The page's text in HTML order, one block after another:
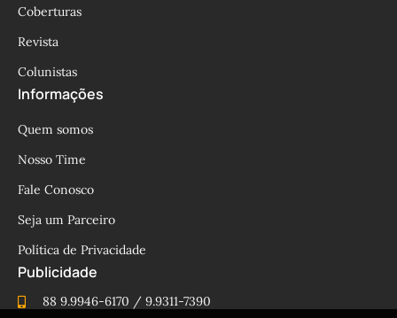
Coberturas
Revista
Colunistas
Informações
Quem somos
Nosso Time
Fale Conosco
Seja um Parceiro
Política de Privacidade
Publicidade
88 9.9946-6170 / 9.9311-7390